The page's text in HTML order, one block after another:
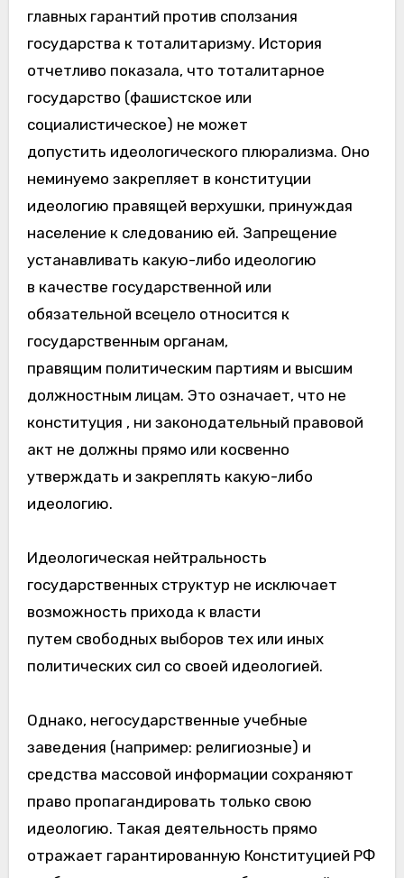
главных гарантий против сползания
государства к тоталитаризму. История
отчетливо показала, что тоталитарное
государство (фашистское или
социалистическое) не может
допустить идеологического плюрализма. Оно
неминуемо закрепляет в конституции
идеологию правящей верхушки, принуждая
население к следованию ей. Запрещение
устанавливать какую-либо идеологию
в качестве государственной или
обязательной всецело относится к
государственным органам,
правящим политическим партиям и высшим
должностным лицам. Это означает, что не
конституция , ни законодательный правовой
акт не должны прямо или косвенно
утверждать и закреплять какую-либо
идеологию.
Идеологическая нейтральность
государственных структур не исключает
возможность прихода к власти
путем свободных выборов тех или иных
политических сил со своей идеологией.
Однако, негосударственные учебные
заведения (например: религиозные) и
средства массовой информации сохраняют
право пропагандировать только свою
идеологию. Такая деятельность прямо
отражает гарантированную Конституцией РФ